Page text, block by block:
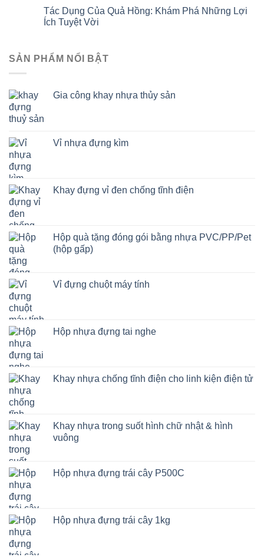
Tác Dụng Của Quả Hồng: Khám Phá Những Lợi
Ích Tuyệt Vời
SẢN PHẨM NỔI BẬT
Gia công khay nhựa thủy sản
Vỉ nhựa đựng kìm
Khay đựng vỉ đen chống tĩnh điện
Hộp quà tặng đóng gói bằng nhựa PVC/PP/Pet
(hộp gấp)
Vỉ đựng chuột máy tính
Hộp nhựa đựng tai nghe
Khay nhựa chống tĩnh điện cho linh kiện điện tử
Khay nhựa trong suốt hình chữ nhật & hình
vuông
Hộp nhựa đựng trái cây P500C
Hộp nhựa đựng trái cây 1kg